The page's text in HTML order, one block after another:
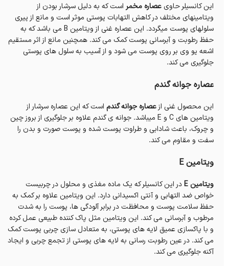
این کانسیلر حاویعصاره مخمر است که به دلیل سرشار بودن از
ویتامینهای مختلف در کاهش التهابات پوستی موثر است و مانع از پیری
سلولهای پوست میگردد. این عصاره غنی از ویتامین B می باشد که به
حفظ رطوبت و آبرسانی پوست کمک می کند. همچنین مانع از اثر مستقیم
اشعه یو وی بر روی پوست می شود و از آسیب به سلول های پوستی
جلوگیری می کند.
عصاره جوانه گندم
این محصول غنی ازعصاره جوانه گندم است که این عصاره سرشار از
ویتامین های C و E میباشد. جوانه ی گندم علاوه بر جلوگیری از بروز چین
و چروک، باعث شادابی و طراوت پوست شده و پوست صورت و بدن را
سفت و مقاوم می کند.
ویتامین E
ویتامین E
در این کانسیلر که یک ماده مغذی و محلول در چربیست
خواص ضد التهابی و آنتی اکسیدانی دارد. این ویتامین علاوه بر کمک به
حفظ سلامت پوست و محافظت در برابر آلودگی ها، پوست را به شدت
مرطوب و آبرسانی می کند. این ویتامین مثل پاک کننده طبیعی عمل کرده
و با پاکسازی عمیق لایه های پوستی، به متعادل سازی چربی پوست کمک
می کند. در عین رطوبت رسانی به لایه های پوستی از تجمع چربی و ایجاد
آکنه جلوگیری می کند.